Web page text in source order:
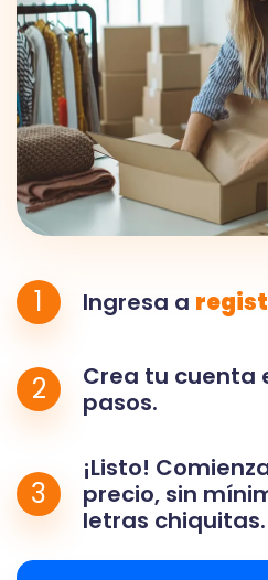
1 Ingresa a
2
Crea tu cuenta
pasos.
3
¡Listo!
precio, sin
letras chiquitas.